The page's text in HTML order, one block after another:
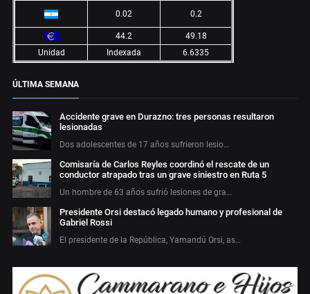
0.02 0.2
44.2
49.18
Unidad
Indexada 6.6335
ÚLTIMA SEMANA
Accidente grave en Durazno: tres personas resultaron
lesionadas
Dos adolescentes de 17 años sufrieron lesio…
Comisaría de Carlos Reyles coordinó el rescate de un
conductor atrapado tras un grave siniestro en Ruta 5
Un hombre de 63 años sufrió lesiones de gra…
Presidente Orsi destacó legado humano y profesional de
Gabriel Rossi
El presidente de la República, Yamandú Orsi, as…